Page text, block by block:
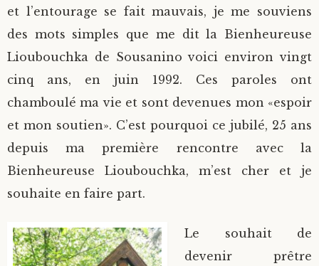
Saint Siméon (Jelnine)
Saint Sophrony l’Athonite
Sainte Matrone de Moscou
Bienheureuse Maria Ivanovna
Staritsa Marie Makovkine
Staritsa Anastasia
Archimandrite Hippolyte (Khaline)
Archimandrite Lazare (Abachidzé)
Gerondissa Makrina (Vassopoulou)
Archimandrite Nathanaël (Pospelov)
Père Héliodore
et l’entourage se fait mauvais, je me souviens
des mots simples que me dit la Bienheureuse
Lioubouchka de Sousanino voici environ vingt
cinq ans, en juin 1992. Ces paroles ont
chamboulé ma vie et sont devenues mon «espoir
et mon soutien». C’est pourquoi ce jubilé, 25 ans
depuis ma première rencontre avec la
Bienheureuse Lioubouchka, m’est cher et je
souhaite en faire part.
Le souhait de
devenir prêtre